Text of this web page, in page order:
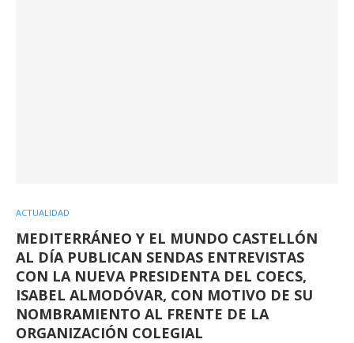
ACTUALIDAD
MEDITERRÁNEO Y EL MUNDO CASTELLÓN
AL DÍA PUBLICAN SENDAS ENTREVISTAS
CON LA NUEVA PRESIDENTA DEL COECS,
ISABEL ALMODÓVAR, CON MOTIVO DE SU
NOMBRAMIENTO AL FRENTE DE LA
ORGANIZACIÓN COLEGIAL